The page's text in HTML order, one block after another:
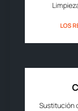
LOS
Sustitución